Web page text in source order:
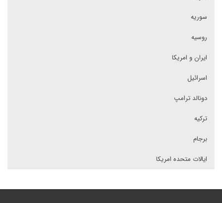
سوریه
روسیه
ایران و امریکا
اسرائیل
دونالد ترامپ
ترکیه
برجام
ایالات متحده امریکا